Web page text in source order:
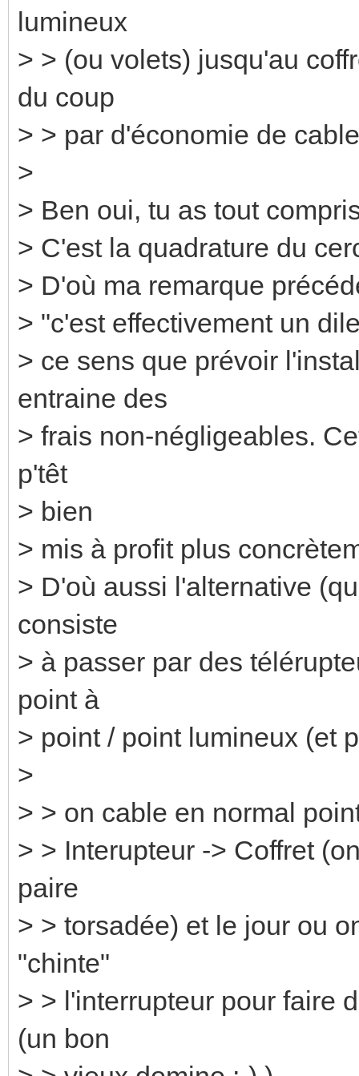
lumineux
> > (ou volets) jusqu'au
du coup
> > par d'économie de
>
> Ben oui, tu as tout
> C'est la quadrature du
> D'où ma remarque
> "c'est effectivement un
> ce sens que prévoir
entraine des
> frais non-négligeables.
p'têt
> bien
> mis à profit plus
> D'où aussi l'alternative
consiste
> à passer par des
point à
> point / point lumineux (et
>
> > on cable en normal
> > Interupteur -> Coffret
paire
> > torsadée) et le jour ou
"chinte"
> > l'interrupteur pour faire
(un bon